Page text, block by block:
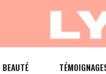
BEAUTÉ